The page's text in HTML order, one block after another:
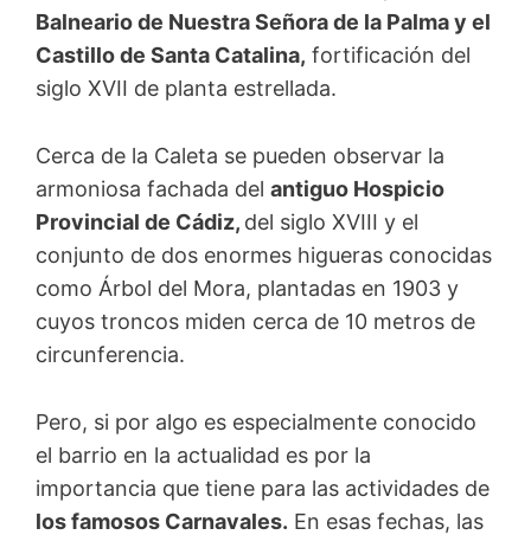
Balneario de Nuestra Señora de la Palma y el
Castillo de Santa Catalina, fortificación del
siglo XVII de planta estrellada.
Cerca de la Caleta se pueden observar la
armoniosa fachada del antiguo Hospicio
Provincial de Cádiz, del siglo XVIII y el
conjunto de dos enormes higueras conocidas
como Árbol del Mora, plantadas en 1903 y
cuyos troncos miden cerca de 10 metros de
circunferencia.
Pero, si por algo es especialmente conocido
el barrio en la actualidad es por la
importancia que tiene para las actividades de
los famosos Carnavales. En esas fechas, las